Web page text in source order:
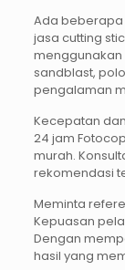
Ada beberapa
jasa cutting
menggunakan
sandblast,
pengalaman
Kecepatan
24 jam
murah.
rekomendasi
Meminta
Kepuasan
Dengan
hasil yang